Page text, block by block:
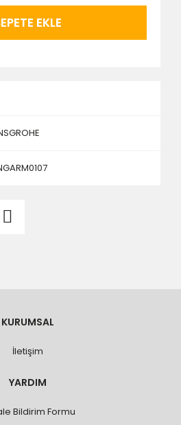
EKLE
KURUMSAL
İletişim
YARDIM
Bildirim Formu